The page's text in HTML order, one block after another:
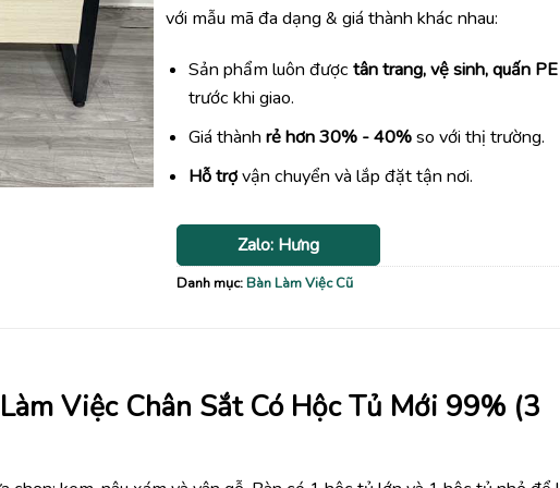
với mẫu mã đa dạng & giá thành khác nhau:
Sản phẩm luôn đượctân trang, vệ sinh, quấn PE
trước khi giao.
Giá thànhrẻ hơn 30% - 40%so với thị trường.
Hỗ trợvận chuyển và lắp đặt tận nơi.
Zalo: Hưng
Danh mục:Bàn Làm Việc Cũ
Việc Chân Sắt Có Hộc Tủ Mới 99% (3